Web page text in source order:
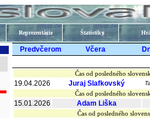
Reprezentácie Štatistiky
Predvčerom Včera
Čas od posledného
19.04.2026 Juraj Slafkovský
Čas od posledného
15.01.2026 Adam Liška
Čas od posledného